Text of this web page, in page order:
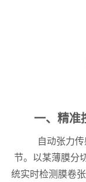
一、精准
自动张力
节。以某薄膜分
统实时检测膜卷